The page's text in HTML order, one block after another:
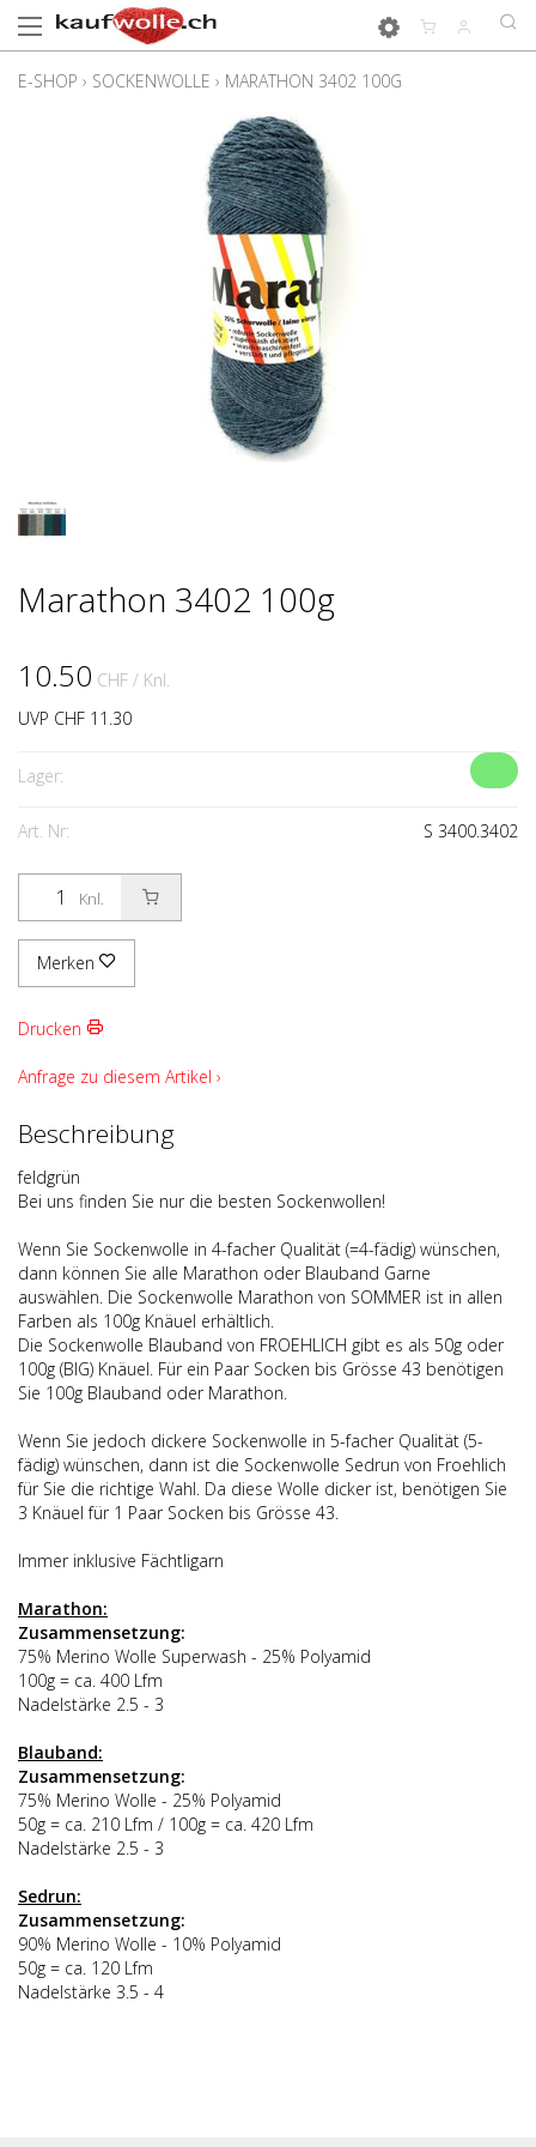
E-SHOP › SOCKENWOLLE › MARATHON 3402 100G
Marathon 3402 100g
10.50 CHF / Knl.
UVP CHF 11.30
Lager:
Art. Nr: S 3400.3402
Knl.
Merken
Drucken
Anfrage zu diesem Artikel ›
Beschreibung
feldgrün
Bei uns finden Sie nur die besten Sockenwollen!
Wenn Sie Sockenwolle in 4-facher Qualität (=4-fädig) wünschen,
dann können Sie alle Marathon oder Blauband Garne
auswählen. Die Sockenwolle Marathon von SOMMER ist in allen
Farben als 100g Knäuel erhältlich.
Die Sockenwolle Blauband von FROEHLICH gibt es als 50g oder
100g (BIG) Knäuel. Für ein Paar Socken bis Grösse 43 benötigen
Sie 100g Blauband oder Marathon.
Wenn Sie jedoch dickere Sockenwolle in 5-facher Qualität (5-
fädig) wünschen, dann ist die Sockenwolle Sedrun von Froehlich
für Sie die richtige Wahl. Da diese Wolle dicker ist, benötigen Sie
3 Knäuel für 1 Paar Socken bis Grösse 43.
Immer inklusive Fächtligarn
Marathon:
Zusammensetzung:
75% Merino Wolle Superwash - 25% Polyamid
100g = ca. 400 Lfm
Nadelstärke 2.5 - 3
Blauband:
Zusammensetzung:
75% Merino Wolle - 25% Polyamid
50g = ca. 210 Lfm / 100g = ca. 420 Lfm
Nadelstärke 2.5 - 3
Sedrun:
Zusammensetzung:
90% Merino Wolle - 10% Polyamid
50g = ca. 120 Lfm
Nadelstärke 3.5 - 4